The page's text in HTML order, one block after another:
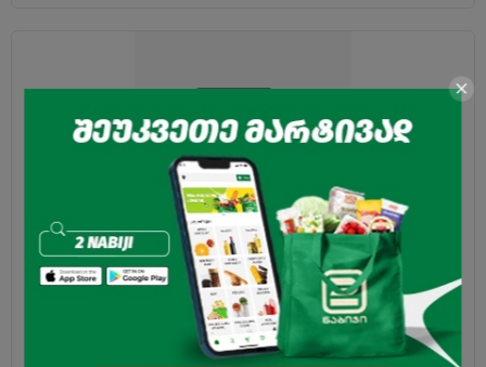
სათამაშო ქოინი "Captains" 1ც